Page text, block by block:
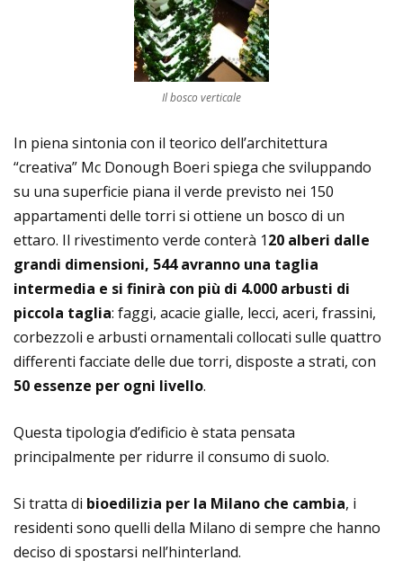
Il bosco verticale
In piena sintonia con il teorico dell’architettura
“creativa” Mc Donough Boeri spiega che sviluppando
su una superficie piana il verde previsto nei 150
appartamenti delle torri si ottiene un bosco di un
ettaro. Il rivestimento verde conterà 120 alberi dalle
grandi dimensioni, 544 avranno una taglia
intermedia e si finirà con più di 4.000 arbusti di
piccola taglia: faggi, acacie gialle, lecci, aceri, frassini,
corbezzoli e arbusti ornamentali collocati sulle quattro
differenti facciate delle due torri, disposte a strati, con
50 essenze per ogni livello.
Questa tipologia d’edificio è stata pensata
principalmente per ridurre il consumo di suolo.
Si tratta di bioedilizia per la Milano che cambia, i
residenti sono quelli della Milano di sempre che hanno
deciso di spostarsi nell’hinterland.